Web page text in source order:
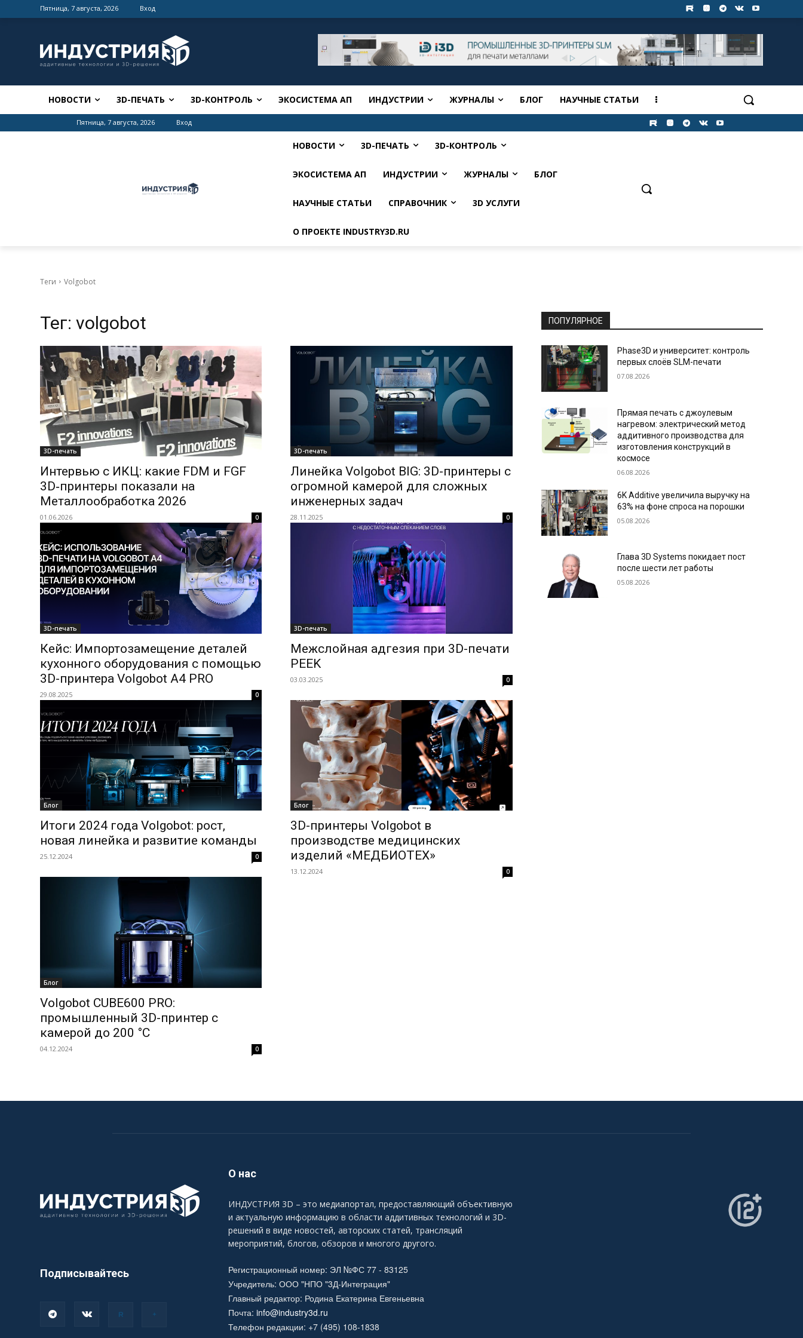
Пятница, 7 августа, 2026 Вход
НОВОСТИ 3D-ПЕЧАТЬ 3D-КОНТРОЛЬ ЭКОСИСТЕМА АП ИНДУСТРИИ ЖУРНАЛЫ БЛОГ НАУЧНЫЕ СТАТЬИ
Пятница, 7 августа, 2026 Вход
НОВОСТИ 3D-ПЕЧАТЬ 3D-КОНТРОЛЬ
ЭКОСИСТЕМА АП ИНДУСТРИИ ЖУРНАЛЫ БЛОГ
НАУЧНЫЕ СТАТЬИ СПРАВОЧНИК 3D УСЛУГИ
О ПРОЕКТЕ INDUSTRY3D.RU
Теги Volgobot
Тег:volgobot
3D-печать
Интервью с ИКЦ: какие FDM и FGF
3D‑принтеры показали на
Металлообработка 2026
01.06.2026 0
3D-печать
Линейка Volgobot BIG: 3D-принтеры с
огромной камерой для сложных
инженерных задач
28.11.2025 0
3D-печать
Кейс: Импортозамещение деталей
кухонного оборудования с помощью
3D-принтера Volgobot A4 PRO
29.08.2025 0
3D-печать
Межслойная адгезия при 3D-печати
PEEK
03.03.2025 0
Блог
Итоги 2024 года Volgobot: рост,
новая линейка и развитие команды
25.12.2024 0
Блог
3D-принтеры Volgobot в
производстве медицинских
изделий «МЕДБИОТЕХ»
13.12.2024 0
Блог
Volgobot CUBE600 PRO:
промышленный 3D-принтер с
камерой до 200 °C
04.12.2024 0
ПОПУЛЯРНОЕ
Phase3D и университет: контроль
первых слоёв SLM-печати
07.08.2026
Прямая печать с джоулевым
нагревом: электрический метод
аддитивного производства для
изготовления конструкций в
космосе
06.08.2026
6K Additive увеличила выручку на
63% на фоне спроса на порошки
05.08.2026
Глава 3D Systems покидает пост
после шести лет работы
05.08.2026
О нас
ИНДУСТРИЯ 3D – это медиапортал, предоставляющий объективную
и актуальную информацию в области аддитивных технологий и 3D-
решений в виде новостей, авторских статей, трансляций
мероприятий, блогов, обзоров и многого другого.
Подписывайтесь
Регистрационный номер: ЭЛ №ФС 77 - 83125
Учредитель: ООО "НПО "3Д-Интеграция"
Главный редактор: Родина Екатерина Евгеньевна
Почта: info@industry3d.ru
Телефон редакции: +7 (495) 108-1838